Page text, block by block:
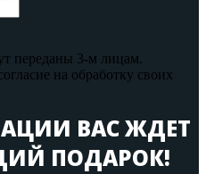
переданы 3-м лицам.
на обработку своих
ВАС ЖДЕТ
ПОДАРОК!